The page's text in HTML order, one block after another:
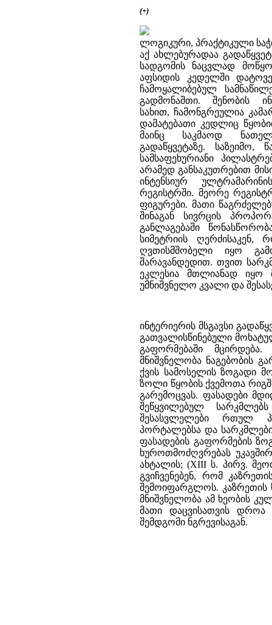
(+)
ლოგიკური, პრაქტიკული
აქ ახლებურადაა
სადგომის ნაცვლად
აფსიდის კედელში
ჩამოყალიბებულ
გადმონაშთი. შენობის
სახით, ჩამონგრეულია
დამატებათი კედლიც
მაინც საკმაოდ
გადაწყვეტაზე.
სამსაფეხურიანი
არამედ განსაკუთრებით
ინტენსიურ
რეგისტრში. მეორე
ფიგურები. მათი
შინაგან სივრცის
განლაგებაში
სიმეტრიის
ღვთისმშობელი იყო
შარავანდედით. თვით
ეკლესია მთლიანად
უმნიშვნელო კვალი და
ინტერიერის მსგავსი
გათვალისწინებული
გაფორმებაში
მნიშვნელობა ნაგებობის
ქვის სამოსელის ზოგადი
ზოლი წყობის ქვემოთა
გარემოცვას. ფასადები
შეწყვილებულ
შესასვლელები რთულ
პორტალებსა და
ფასადების გაფორმების
ხუროთმოძღვრებას
ახტალის; (XIII ს. პირვ.
გვიჩვენებენ, რომ
შემოიფარგლოს. კაზრეთის
მნიშვნელობა ამ ხეობის
მათი დაცვისათვის დროა
შემდგომი ნგრევისაგან.